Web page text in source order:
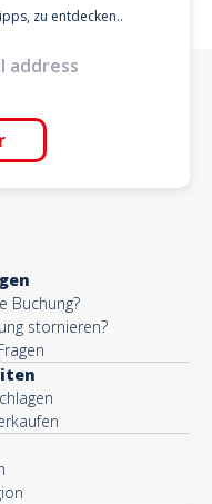
zu entdecken..
Buchung?
stornieren?